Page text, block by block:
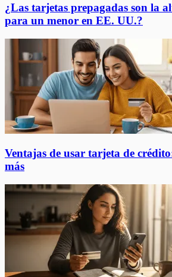
¿Las tarjetas prepagadas son la
para un menor en EE. UU.?
Ventajas de usar tarjeta de
más